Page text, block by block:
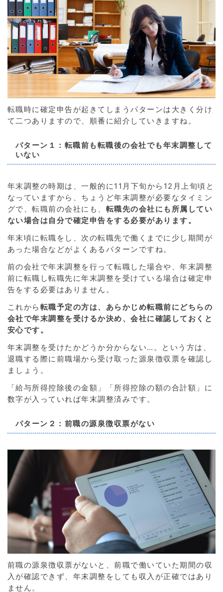
転職時に確定申告が起きてしまうパターンは大きく分け
て二つありますので、順番に紹介していきますね。
パターン１：転職前も転職後の会社でも年末調整して
いない
年末調整の時期は、一般的に11月下旬から12月上旬頃と
なっていますから、ちょうど年末調整が必要なタイミン
グで、転職前の会社にも、 転職先の会社にも所属してい
ない場合は自分で確定申告をする必要があります。
年末頃に転職をし、次の転職先で働くまでに少し期間が
あった場合などがよくあるパターンですね。
前の会社で年末調整を行って転職した場合や、年末調整
前に転職し転職先に年末調整を受けている場合は確定申
告をする必要はありません。
これから 転職予定の方は、あらかじめ転職前にどちらの
会社で年末調整を受けるか決め、会社に確認しておくと
安心です。
年末調整を受けたかどうか分からない…。という方は、
退職する際に前職場から受け取った源泉徴収票を確認し
ましょう。
「給与所得控除後の金額」「所得控除の額の合計額」に
数字が入っていれば年末調整済みです。
パターン２：前職の源泉徴収票がない
前職の源泉徴収票がないと、前職で働いていた期間の収
入が確認できず、年末調整をしても収入が正確ではあり
ません。